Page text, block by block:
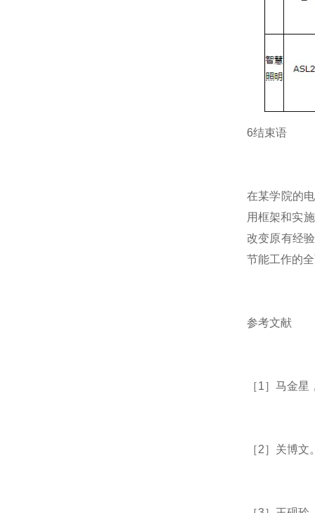
6结束语
在某学院的
用框架和实
改变原有经
节能工作的
参考文献
［1］马金
［2］关博